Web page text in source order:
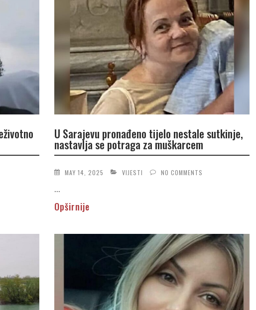
U Sarajevu pronađeno tijelo nestale sutkinje,
nastavlja se potraga za muškarcem
MAY 14, 2025 VIJESTI NO COMMENTS
...
Opširnije